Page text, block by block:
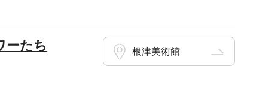
ーたち 根津美術館